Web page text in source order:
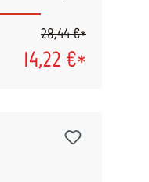
14,22 €*
28,44 €*